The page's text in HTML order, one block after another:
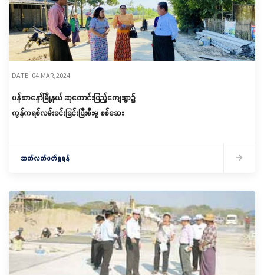
DATE: 04 MAR,2024
ပန်းတနော်မြို့နယ် ဆုတောင်းပြည့်ကျေးရွာ၌
ကွန်ကရစ်လမ်းခင်းခြင်းပြီးစီးမှု စစ်ဆေး
ဆက်လက်ဖတ်ရှုရန်